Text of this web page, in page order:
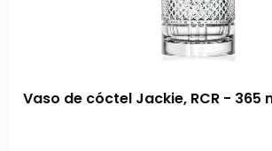
Vaso de cóctel Jackie, RCR - 365